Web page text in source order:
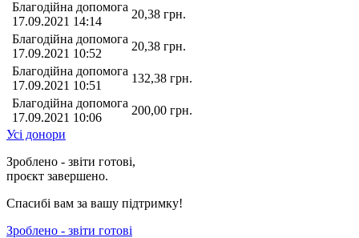
Благодійна допомога
17.09.2021 14:14
20,38 грн.
Благодійна допомога
17.09.2021 10:52
20,38 грн.
Благодійна допомога
17.09.2021 10:51
132,38 грн.
Благодійна допомога
17.09.2021 10:06
200,00 грн.
Усі донори
Зроблено - звіти готові,
проєкт завершено.
Спасибі вам за вашу підтримку!
Зроблено - звіти готові